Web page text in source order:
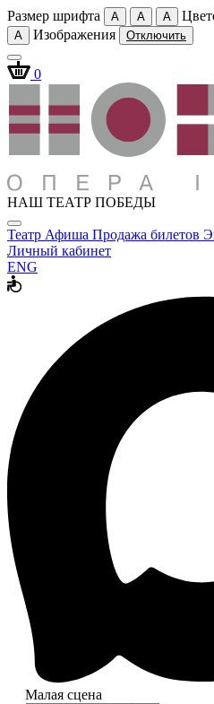
Размер шрифта A A A
A
Изображения Отключить
0
НАШ ТЕАТР ПОБЕДЫ
Театр Афиша Продажа билетов
Личный кабинет
ENG
Малая сцена